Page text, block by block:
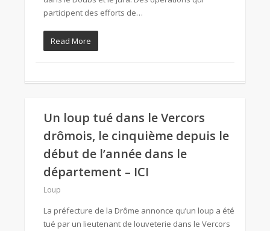
participent des efforts de…
Read More
Un loup tué dans le Vercors
drômois, le cinquième depuis le
début de l’année dans le
département – ICI
Loup
La préfecture de la Drôme annonce qu’un loup a été
tué par un lieutenant de louveterie dans le Vercors